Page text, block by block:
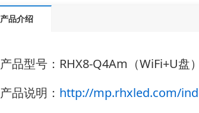
产品介绍
产品型号：RHX8-Q4Am（WiFi+U盘）
产品说明： http://mp.rhxled.com/